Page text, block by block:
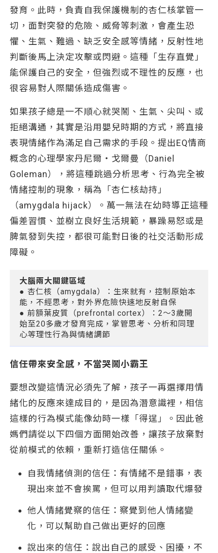
發育。此時，負責自我保護機制的杏仁核掌管一
切，面對突發的危險、威脅等刺激，會產生恐
懼、生氣、難過、缺乏安全感等情緒，反射性地
判斷後馬上決定攻擊或閃避。這種「生存直覺」
能保護自己的安全，但強烈或不理性的反應，也
很容易對人際關係造成傷害。
如果孩子總是一不順心就哭鬧、生氣、尖叫、或
拒絕溝通，其實是沿用嬰兒時期的方式，將直接
表現情緒作為滿足自己需求的手段。提出EQ情商
概念的心理學家丹尼爾・戈爾曼（Daniel
Goleman），將這種跳過分析思考、行為完全被
情緒控制的現象，稱為「杏仁核劫持」
（amygdala hijack）。萬一無法在幼時導正這種
偏差習慣、並樹立良好生活規範，暴躁易怒或是
脾氣發到失控，都很可能對日後的社交活動形成
障礙。
大腦兩大關鍵區域
● 杏仁核（amygdala）：生來就有，控制原始本
能，不經思考，對外界危險快速地反射自保
● 前額葉皮質（prefrontal cortex）：2～3歲開
始至20多歲才發育完成，掌管思考、分析和同理
心等理性行為與情緒調節
信任帶來安全感，不當哭鬧小霸王
要想改變這情況必須先了解，孩子一再選擇用情
緒化的反應來達成目的，是因為潛意識裡，相信
這樣的行為模式能像幼時一樣「得逞」。因此爸
媽們請從以下四個方面開始改善，讓孩子放棄對
從前模式的依賴，重新打造信任關係。
自我情緒偵測的信任：有情緒不是錯事，表
現出來並不會挨罵，但可以用判讀取代爆發
他人情緒覺察的信任：察覺到他人情緒變
化，可以幫助自己做出更好的回應
說出來的信任：說出自己的感受、困擾，不